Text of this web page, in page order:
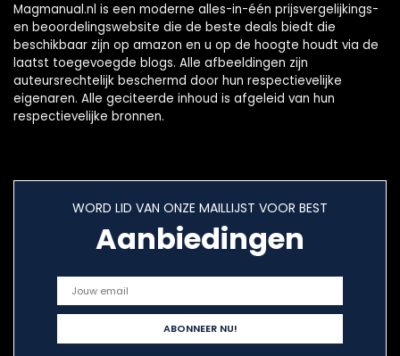
Magmanual.nl is een moderne alles-in-één prijsvergelijkings-
en beoordelingswebsite die de beste deals biedt die
beschikbaar zijn op amazon en u op de hoogte houdt via de
laatst toegevoegde blogs. Alle afbeeldingen zijn
auteursrechtelijk beschermd door hun respectievelijke
eigenaren. Alle geciteerde inhoud is afgeleid van hun
respectievelijke bronnen.
WORD LID VAN ONZE MAILLIJST VOOR BEST
Aanbiedingen